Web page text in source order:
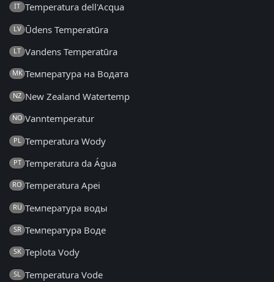
IT Temperatura dell'Acqua
LV Ūdens Temperatūra
LT Vandens Temperatūra
MK Температура на Водата
NZ New Zealand Watertemp
NO Vanntemperatur
PL Temperatura Wody
PT Temperatura da Água
RO Temperatura Apei
RU Температура воды
SR Температура Воде
SK Teplota Vody
SL Temperatura Vode